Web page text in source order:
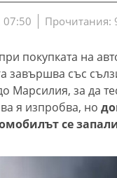
07:50 Прочитания:
покупката на
завършва със
Марсилия, за да
я изпробва, но
се